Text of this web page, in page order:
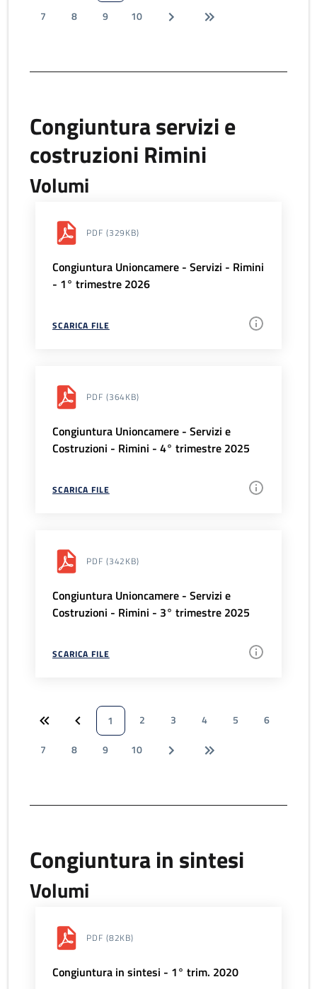
7
8 9 10
Congiuntura servizi e
costruzioni Rimini
Volumi
PDF (329KB)
Congiuntura Unioncamere - Servizi - Rimini
- 1° trimestre 2026
SCARICA FILE
PDF (364KB)
Congiuntura Unioncamere - Servizi e
Costruzioni - Rimini - 4° trimestre 2025
SCARICA FILE
PDF (342KB)
Congiuntura Unioncamere - Servizi e
Costruzioni - Rimini - 3° trimestre 2025
SCARICA FILE
1 2 3 4 5
6
7
8 9 10
Congiuntura in sintesi
Volumi
PDF (82KB)
Congiuntura in sintesi - 1° trim. 2020